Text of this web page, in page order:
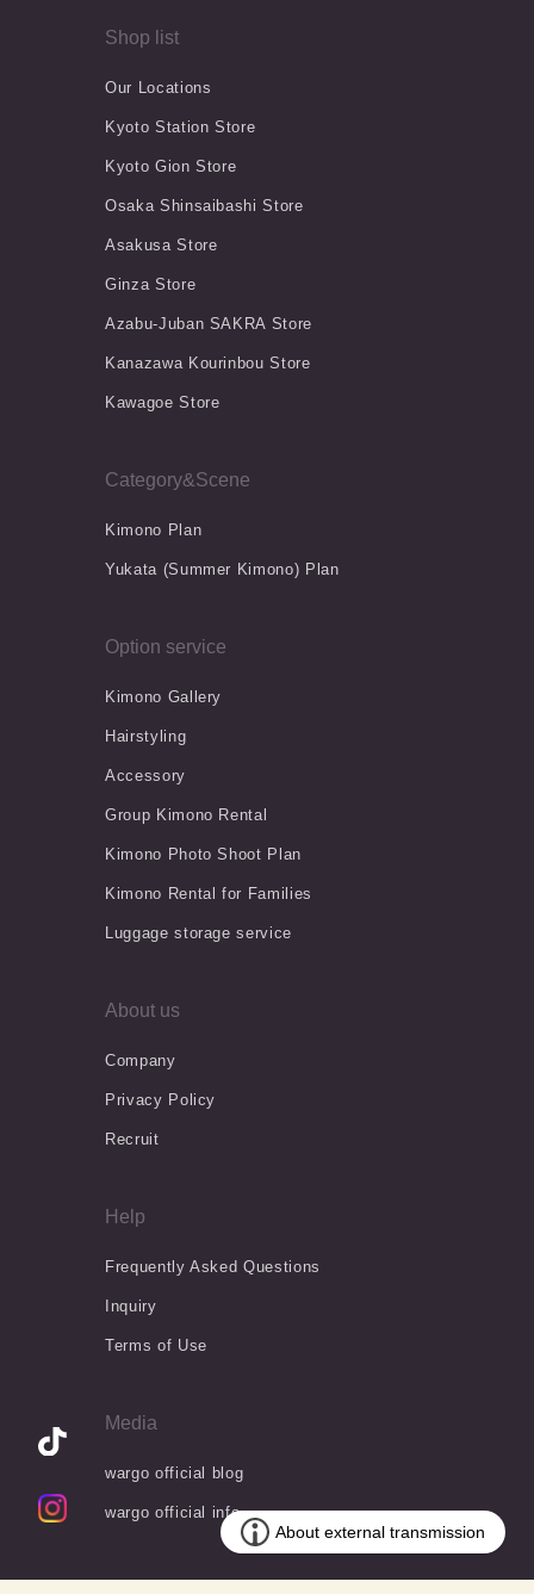
Shop list
Our Locations
Kyoto Station Store
Kyoto Gion Store
Osaka Shinsaibashi Store
Asakusa Store
Ginza Store
Azabu-Juban SAKRA Store
Kanazawa Kourinbou Store
Kawagoe Store
Category&Scene
Kimono Plan
Yukata (Summer Kimono) Plan
Option service
Kimono Gallery
Hairstyling
Accessory
Group Kimono Rental
Kimono Photo Shoot Plan
Kimono Rental for Families
Luggage storage service
About us
Company
Privacy Policy
Recruit
Help
Frequently Asked Questions
Inquiry
Terms of Use
Media
wargo official blog
wargo official info